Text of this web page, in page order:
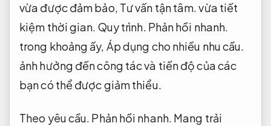
vừa được đảm bảo, Tư vấn tận tâm.vừa tiết
kiệm thời gian. Quy trình. Phản hồi nhanh.
trong khoảng ấy, Áp dụng cho nhiều nhu cầu.
ảnh hưởng đến công tác và tiến độ của các
bạn có thể được giảm thiểu.
Theo yêu cầu. Phản hồi nhanh. Mang trải